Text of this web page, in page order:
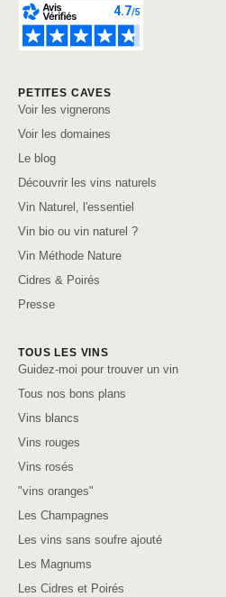
PETITES CAVES
Voir les vignerons
Voir les domaines
Le blog
Découvrir les vins naturels
Vin Naturel, l'essentiel
Vin bio ou vin naturel ?
Vin Méthode Nature
Cidres & Poirés
Presse
TOUS LES VINS
Guidez-moi pour trouver un vin
Tous nos bons plans
Vins blancs
Vins rouges
Vins rosés
"vins oranges"
Les Champagnes
Les vins sans soufre ajouté
Les Magnums
Les Cidres et Poirés